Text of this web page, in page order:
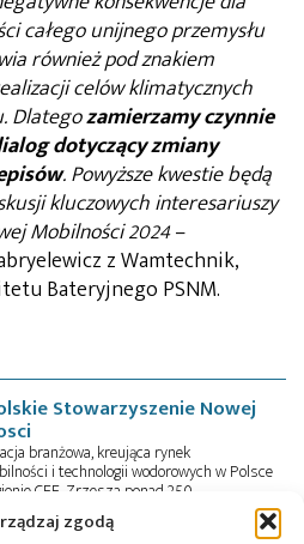
zgodą
całego unijnego przemysłu
również pod znakiem
celów klimatycznych
Dlategozamierzamy czynnie
dotyczący zmiany
. Powyższe kwestie będą
kluczowych interesariuszy
Mobilności 2024–
z Wamtechnik,
Bateryjnego PSNM.
Stowarzyszenie Nowej
branżowa, kreująca rynek
i technologii wodorowych w Polsce
CEE. Zrzesza ponad 250
Dysponuje zespołem konsultantów
ze specjalistycznym doświadczeniem